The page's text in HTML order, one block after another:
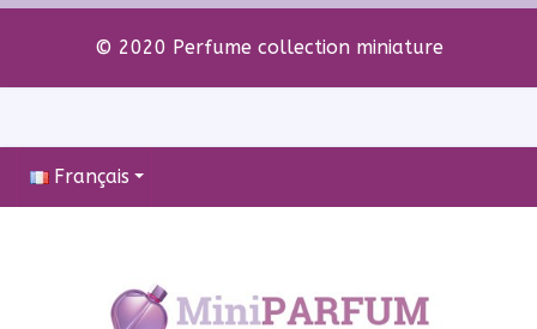
© 2020 Perfume collection miniature
Français